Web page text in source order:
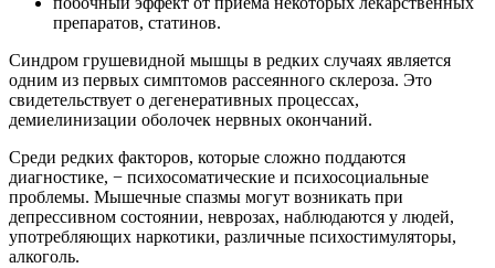
препаратов, статинов.
Синдром грушевидной мышцы в редких случаях является
одним из первых симптомов рассеянного склероза. Это
свидетельствует о дегенеративных процессах,
демиелинизации оболочек нервных окончаний.
Среди редких факторов, которые сложно поддаются
диагностике, − психосоматические и психосоциальные
проблемы. Мышечные спазмы могут возникать при
депрессивном состоянии, неврозах, наблюдаются у людей,
употребляющих наркотики, различные психостимуляторы,
алкоголь.